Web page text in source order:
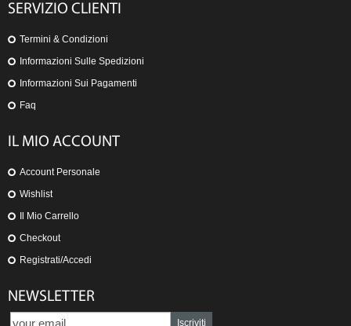
SERVIZIO CLIENTI
Termini & Condizioni
Informazioni Sulle Spedizioni
Informazioni Sui Pagamenti
Faq
IL MIO ACCOUNT
Account Personale
Wishlist
Il Mio Carrello
Checkout
Registrati/Accedi
NEWSLETTER
Iscriviti